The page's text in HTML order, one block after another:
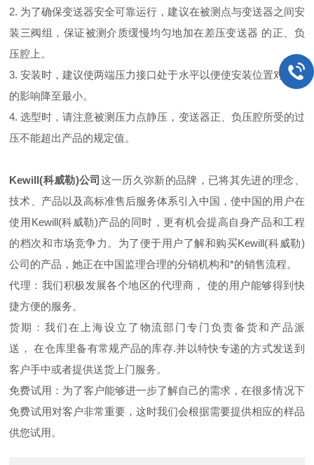
2. 为了确保变送器安全可靠运行，建议在被测点与变送器之间安
装三阀组，保证被测介质缓慢均匀地加在差压变送器 的正、负
压腔上。
3. 安装时，建议使两端压力接口处于水平以便使安装位置对产品
的影响降至最小。
4. 选型时，请注意被测压力点静压，变送器正、负压腔所受的过
压不能超出产品的规定值。
Kewill(科威勒)公司 这一历久弥新的品牌，已将其先进的理念、
技术、产品以及高标准售后服务体系引入中国，使中国的用户在
使用 Kewill(科威勒)产品的同时，更有机会提高自身产品和工程
的档次和市场竞争力。为了便于用户了解和购买Kewill(科威勒)
公司的产品，她正在中国监理合理的分销机构和*的销售流程。
代理：我们积极发展各个地区的代理商， 使的用户能够得到快
捷方便的服务。
货期：我们在上海设立了物流部门专门负责备货和产品派
送， 在仓库里备有常规产品的库存.并以特快专递的方式发送到
客户手中或者提供送货上门服务。
免费试用：为了客户能够进一步了解自己的需求，在很多情况下
免费试用对客户非常重要，这时我们会根据需要提供相应的样品
供您试用。